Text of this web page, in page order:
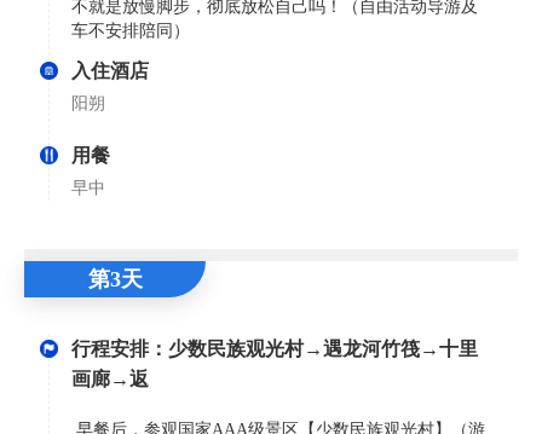
不就是放慢脚步，彻底放松自己吗！（自由活动导游及
车不安排陪同）
入住酒店
阳朔
用餐
早中
第3天
行程安排：少数民族观光村→遇龙河竹筏→十里
画廊→返
早餐后，参观国家AAA级景区【少数民族观光村】（游